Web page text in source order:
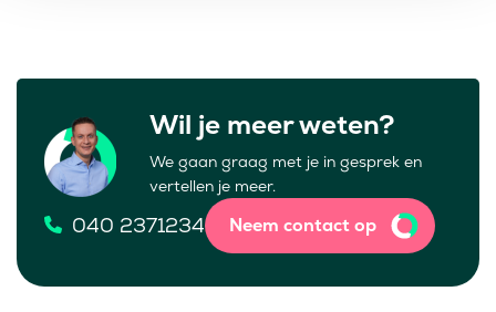
Wil je meer weten?
We gaan graag met je in gesprek en
vertellen je meer.
040 2371234 Neem contact op